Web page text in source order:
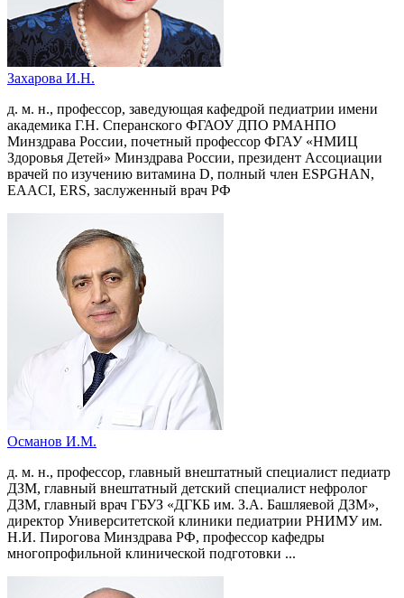
Захарова И.Н.
д. м. н., профессор, заведующая кафедрой педиатрии имени
академика Г.Н. Сперанского ФГАОУ ДПО РМАНПО
Минздрава России, почетный профессор ФГАУ «НМИЦ
Здоровья Детей» Минздрава России, президент Ассоциации
врачей по изучению витамина D, полный член ESPGHAN,
EAACI, ERS, заслуженный врач РФ
Османов И.М.
д. м. н., профессор, главный внештатный специалист педиатр
ДЗМ, главный внештатный детский специалист нефролог
ДЗМ, главный врач ГБУЗ «ДГКБ им. З.А. Башляевой ДЗМ»,
директор Университетской клиники педиатрии РНИМУ им.
Н.И. Пирогова Минздрава РФ, профессор кафедры
многопрофильной клинической подготовки ...